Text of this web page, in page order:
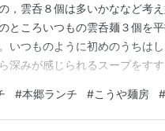
，雲呑８個は多いかななど考
ところいつもの雲呑麺３個を
いつものように初めのうちは
深みが感じられるスープをすす
いただきます。前回は細麺で
にはスープの絡み，持ち上げ
#本郷ランチ #こうや麺房 #